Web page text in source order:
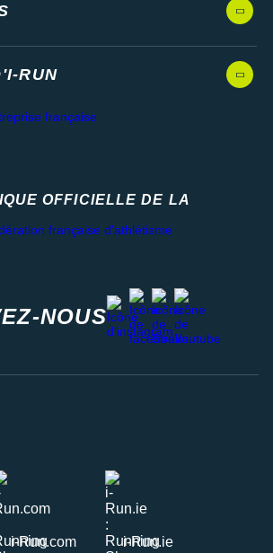
RUN
OFFICIELLE DE LA
NOUS
instagram
facebook
stravayoutube
i-Run.com i-Run.ie